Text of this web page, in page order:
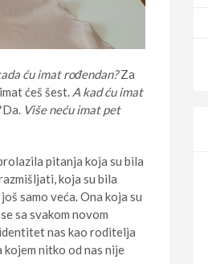
ću imat rođendan?Za
ćeš šest. A kad ću imat
Da. Više neću imat pet
pitanja koja su bila
koja su bila
samo veća. Ona koja su
sa svakom novom
nas kao roditelja
nitko od nas nije